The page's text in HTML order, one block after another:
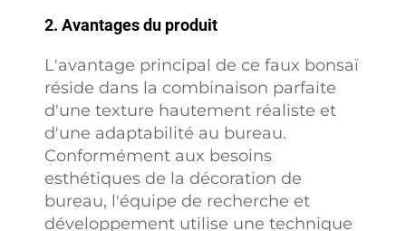
2. Avantages du produit
L'avantage principal de ce faux bonsaï
réside dans la combinaison parfaite
d'une texture hautement réaliste et
d'une adaptabilité au bureau.
Conformément aux besoins
esthétiques de la décoration de
bureau, l'équipe de recherche et
développement utilise une technique